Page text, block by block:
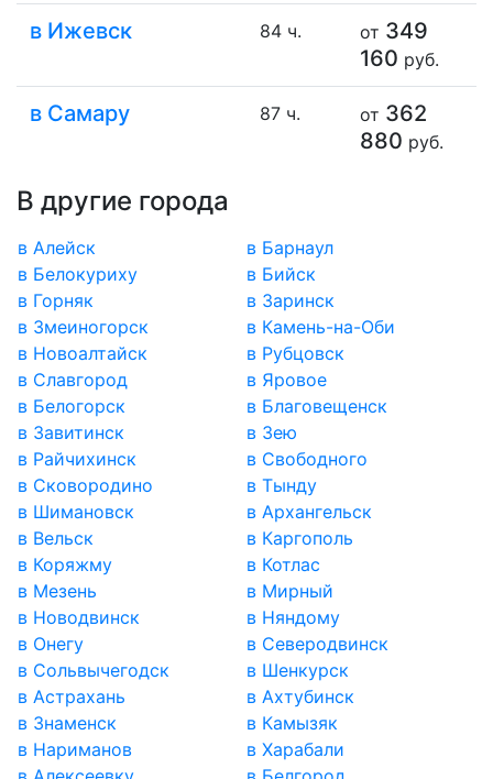
в Ижевск 84 ч. от 349
160 руб.
в Самару 87 ч. от 362
880 руб.
В другие города
в Алейск
в Барнаул
в Белокуриху
в Бийск
в Горняк
в Заринск
в Змеиногорск
в Камень-на-Оби
в Новоалтайск
в Рубцовск
в Славгород
в Яровое
в Белогорск
в Благовещенск
в Завитинск
в Зею
в Райчихинск
в Свободного
в Сковородино
в Тынду
в Шимановск
в Архангельск
в Вельск
в Каргополь
в Коряжму
в Котлас
в Мезень
в Мирный
в Новодвинск
в Няндому
в Онегу
в Северодвинск
в Сольвычегодск
в Шенкурск
в Астрахань
в Ахтубинск
в Знаменск
в Камызяк
в Нариманов
в Харабали